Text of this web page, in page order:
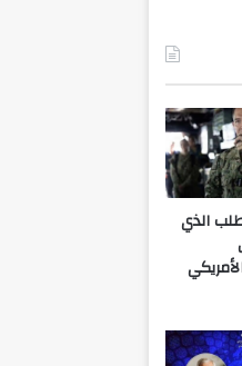
الذي